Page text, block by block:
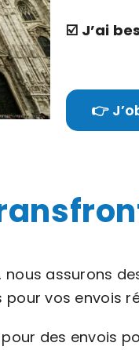
☑️ J’ai
👉
assurons
pour vos envois
des envois